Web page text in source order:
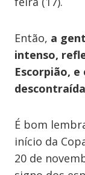
Então, a
intenso,
Escorpião,
É bom
início da
20 de